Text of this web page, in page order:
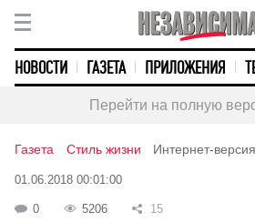
НОВОСТИ ГАЗЕТА ПРИЛОЖЕНИЯ
Перейти на полную
Газета Стиль жизни Интернет-версия
01.06.2018 00:01:00
0 5206 15